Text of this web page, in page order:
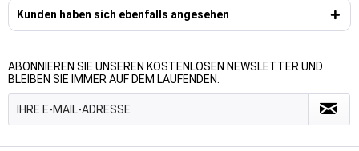
Kunden haben sich ebenfalls angesehen
ABONNIEREN SIE UNSEREN KOSTENLOSEN NEWSLETTER UND
BLEIBEN SIE IMMER AUF DEM LAUFENDEN: